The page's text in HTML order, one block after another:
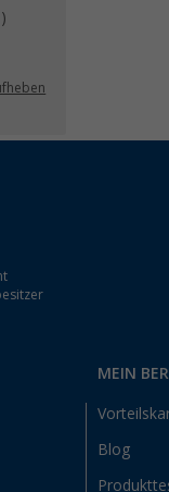
MEIN
Blog